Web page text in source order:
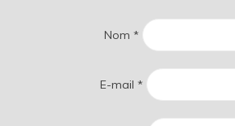
Nom *
E-mail *